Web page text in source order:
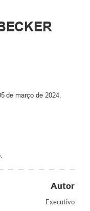
de março de 2024.
Autor
Executivo